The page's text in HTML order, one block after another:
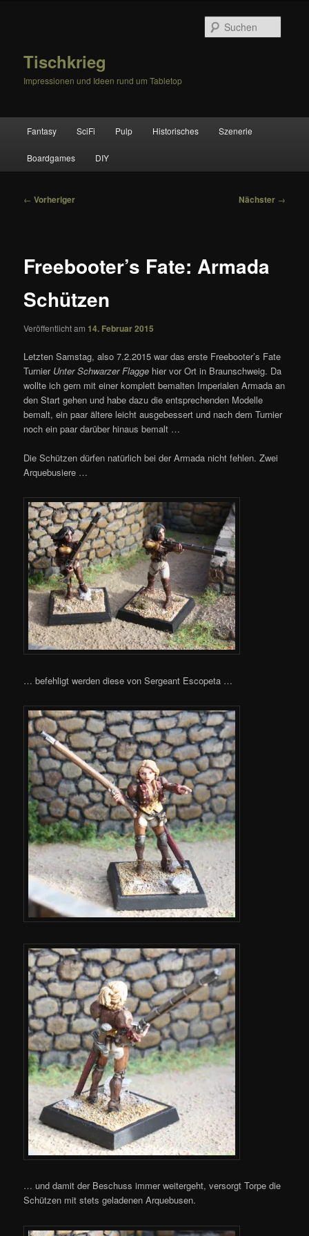
Tischkrieg
Impressionen und Ideen rund um Tabletop
Fantasy SciFi Pulp Historisches Szenerie
Boardgames DIY
Beitragsnavigation
← Vorheriger Nächster →
Freebooter’s Fate: Armada
Schützen
Veröffentlicht am 14. Februar 2015
Letzten Samstag, also 7.2.2015 war das erste Freebooter’s Fate
Turnier Unter Schwarzer Flagge hier vor Ort in Braunschweig. Da
wollte ich gern mit einer komplett bemalten Imperialen Armada an
den Start gehen und habe dazu die entsprechenden Modelle
bemalt, ein paar ältere leicht ausgebessert und nach dem Turnier
noch ein paar darüber hinaus bemalt …
Die Schützen dürfen natürlich bei der Armada nicht fehlen. Zwei
Arquebusiere …
… befehligt werden diese von Sergeant Escopeta …
… und damit der Beschuss immer weitergeht, versorgt Torpe die
Schützen mit stets geladenen Arquebusen.